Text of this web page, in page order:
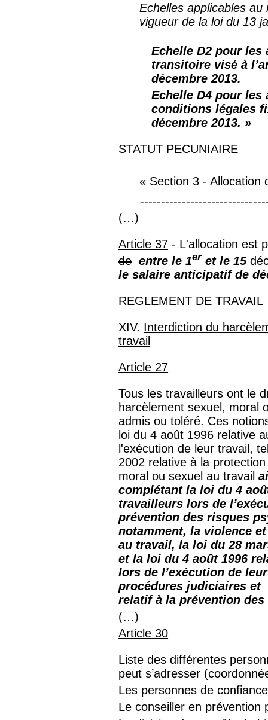
Echelles applicables au
vigueur de la loi du 13
Echelle D2 pour les
transitoire visé à
décembre 2013.
Echelle D4 pour
conditions légales
décembre 2013. »
STATUT PECUNIAIRE
« Section 3 - Allocation
(…)
Article 37 - L'allocation est
de entre le 1eret le 15
le salaire anticipatif de
REGLEMENT DE TRAVAIL
XIV. Interdiction du
travail
Article 27
Tous les travailleurs ont le
harcèlement sexuel, moral
admis ou toléré. Ces
loi du 4 août 1996 relative
l'exécution de leur travail,
2002 relative à la
moral ou sexuel au travail
complétant la loi du 4
travailleurs lors de
prévention des risques
notamment, la violence
au travail, la loi du 28
et la loi du 4 août 1996
lors de l’exécution de
procédures judiciaires et
relatif à la prévention
(…)
Article 30
Liste des différentes
peut s’adresser
Les personnes de
Le conseiller en prévention